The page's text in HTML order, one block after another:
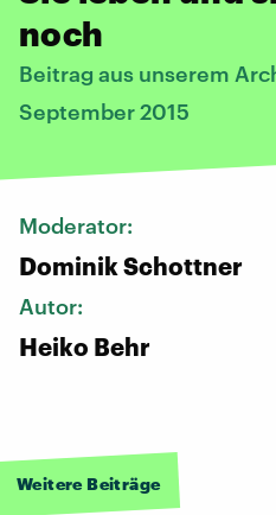
noch
Beitrag aus unserem
September 2015
Moderator:
Dominik Schottner
Autor:
Heiko Behr
Weitere Beiträge